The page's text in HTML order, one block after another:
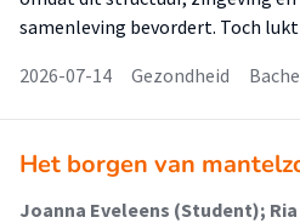
samenleving bevordert. Toch
2026-07-14
Gezondheid
Het borgen van